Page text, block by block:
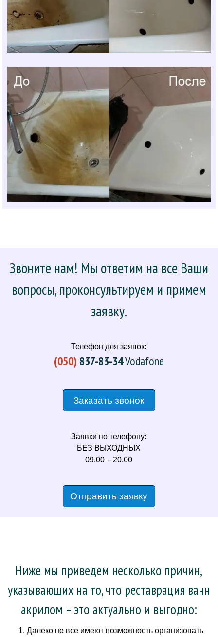
Звоните нам! Мы ответим на все Ваши
вопросы, проконсультируем и примем
заявку.
Телефон для заявок:
(050) 837-83-34Vodafone
Заказать звонок
Заявки по телефону:
БЕЗ ВЫХОДНЫХ
09.00 – 20.00
Отправить заявку
Ниже мы приведем несколько причин,
указывающих на то, что реставрация ванн
акрилом – это актуально и выгодно:
Далеко не все имеют возможность организовать